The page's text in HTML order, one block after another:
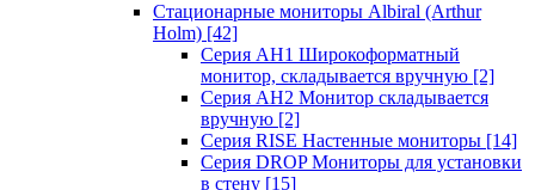
Стационарные мониторы Albiral (Arthur
Holm) [42]
Серия AH1 Широкоформатный
монитор, складывается вручную [2]
Серия AH2 Монитор складывается
вручную [2]
Серия RISE Настенные мониторы [14]
Серия DROP Мониторы для установки
в стену [15]